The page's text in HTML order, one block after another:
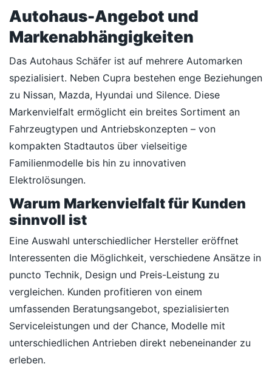
Autohaus-Angebot und
Markenabhängigkeiten
Das Autohaus Schäfer ist auf mehrere Automarken
spezialisiert. Neben Cupra bestehen enge Beziehungen
zu Nissan, Mazda, Hyundai und Silence. Diese
Markenvielfalt ermöglicht ein breites Sortiment an
Fahrzeugtypen und Antriebskonzepten – von
kompakten Stadtautos über vielseitige
Familienmodelle bis hin zu innovativen
Elektrolösungen.
Warum Markenvielfalt für Kunden
sinnvoll ist
Eine Auswahl unterschiedlicher Hersteller eröffnet
Interessenten die Möglichkeit, verschiedene Ansätze in
puncto Technik, Design und Preis-Leistung zu
vergleichen. Kunden profitieren von einem
umfassenden Beratungsangebot, spezialisierten
Serviceleistungen und der Chance, Modelle mit
unterschiedlichen Antrieben direkt nebeneinander zu
erleben.